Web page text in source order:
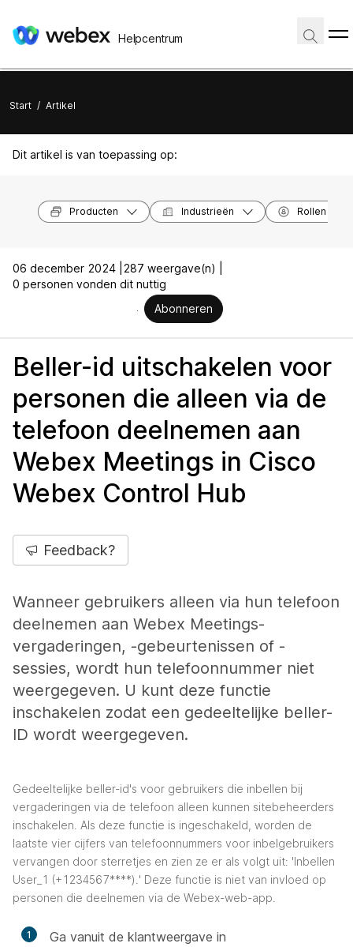
Helpcentrum
Start / Artikel
Dit artikel is van toepassing op:
Producten Industrieën Rollen
06 december 2024 |
287 weergave(n) |
0 personen vonden dit nuttig
Abonneren
Beller-id uitschakelen voor
personen die alleen via de
telefoon deelnemen aan
Webex Meetings in Cisco
Webex Control Hub
Feedback?
Wanneer gebruikers alleen via hun telefoon
deelnemen aan Webex Meetings-
vergaderingen, -gebeurtenissen of -
sessies, wordt hun telefoonnummer niet
weergegeven. U kunt deze functie
inschakelen zodat een gedeeltelijke beller-
ID wordt weergegeven.
Gedeeltelijke beller-id's voor gebruikers die inbellen bij
vergaderingen via de telefoon alleen kunnen sitebeheerders
inschakelen. Als deze functie is ingeschakeld, worden de
laatste vier cijfers van telefoonnummers voor inbelgebruikers
vervangen door sterretjes en zien ze er als volgt uit: 'Inbellen
User_1 (+1234567****).' Deze functie is niet van invloed op
personen die deelnemen via de Webex-web-app.
1
Ga vanuit de klantweergave in